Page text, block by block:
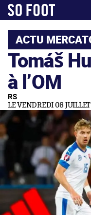
ACTU
Tomáš
à l’OM
RS
LE VENDREDI 08 JUILLET